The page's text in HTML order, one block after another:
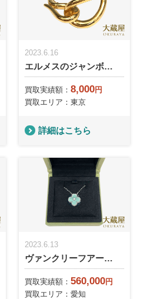
2023.6.16
エルメスのジャンボ…
買取実績額：8,000円
買取エリア：東京
詳細はこちら
2023.6.13
ヴァンクリーフアー…
買取実績額：560,000円
買取エリア：愛知